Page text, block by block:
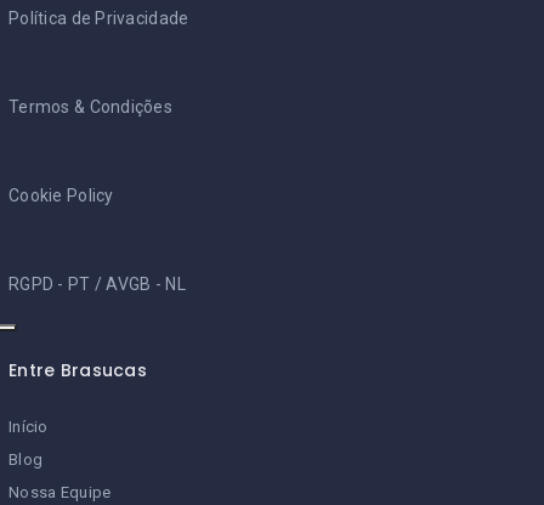
Política de Privacidade
Termos & Condições
Cookie Policy
RGPD - PT /AVGB - NL
Entre Brasucas
Início
Blog
Nossa Equipe